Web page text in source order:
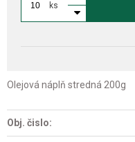
ks
Olejová náplň stredná 200g
Obj. čislo: